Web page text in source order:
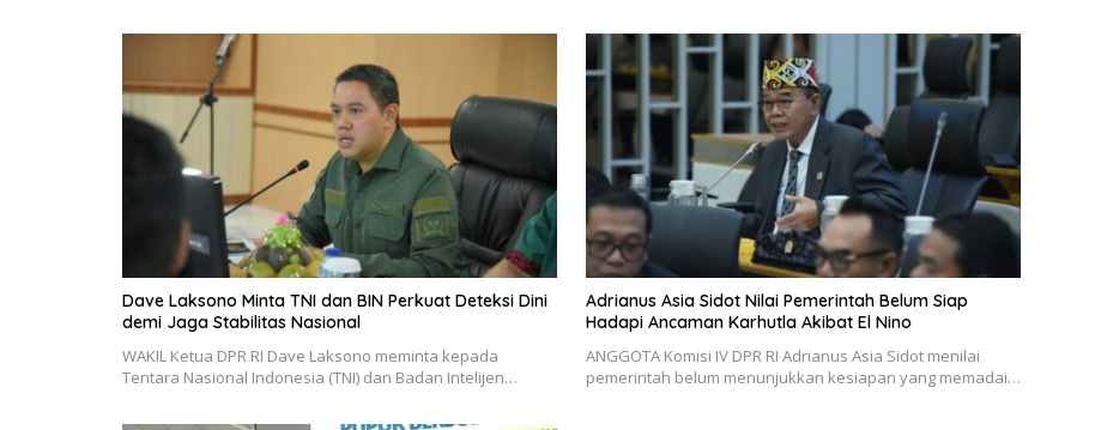
Dave Laksono Minta TNI dan BIN Perkuat Deteksi Dini
demi Jaga Stabilitas Nasional
WAKIL Ketua DPR RI Dave Laksono meminta kepada
Tentara Nasional Indonesia (TNI) dan Badan Intelijen…
Adrianus Asia Sidot Nilai Pemerintah Belum Siap
Hadapi Ancaman Karhutla Akibat El Nino
ANGGOTA Komisi IV DPR RI Adrianus Asia Sidot menilai
pemerintah belum menunjukkan kesiapan yang memadai…